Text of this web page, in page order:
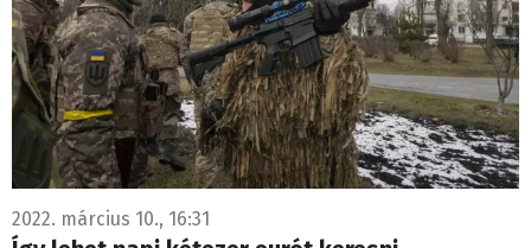
2022. március 10., 16:31